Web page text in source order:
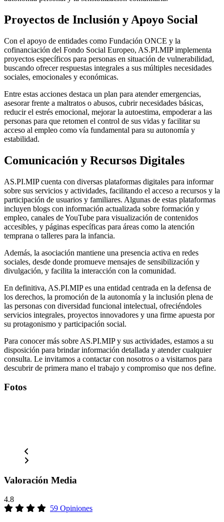
Proyectos de Inclusión y Apoyo Social
Con el apoyo de entidades como Fundación ONCE y la
cofinanciación del Fondo Social Europeo, AS.PI.MIP implementa
proyectos específicos para personas en situación de vulnerabilidad,
buscando ofrecer respuestas integrales a sus múltiples necesidades
sociales, emocionales y económicas.
Entre estas acciones destaca un plan para atender emergencias,
asesorar frente a maltratos o abusos, cubrir necesidades básicas,
reducir el estrés emocional, mejorar la autoestima, empoderar a las
personas para que retomen el control de sus vidas y facilitar su
acceso al empleo como vía fundamental para su autonomía y
estabilidad.
Comunicación y Recursos Digitales
AS.PI.MIP cuenta con diversas plataformas digitales para informar
sobre sus servicios y actividades, facilitando el acceso a recursos y la
participación de usuarios y familiares. Algunas de estas plataformas
incluyen blogs con información actualizada sobre formación y
empleo, canales de YouTube para visualización de contenidos
accesibles, y páginas específicas para áreas como la atención
temprana o talleres para la infancia.
Además, la asociación mantiene una presencia activa en redes
sociales, desde donde promueve mensajes de sensibilización y
divulgación, y facilita la interacción con la comunidad.
En definitiva, AS.PI.MIP es una entidad centrada en la defensa de
los derechos, la promoción de la autonomía y la inclusión plena de
las personas con diversidad funcional intelectual, ofreciéndoles
servicios integrales, proyectos innovadores y una firme apuesta por
su protagonismo y participación social.
Para conocer más sobre AS.PI.MIP y sus actividades, estamos a su
disposición para brindar información detallada y atender cualquier
consulta. Le invitamos a contactar con nosotros o a visitarnos para
descubrir de primera mano el trabajo y compromiso que nos define.
Fotos
Valoración Media
4.8
59 Opiniones